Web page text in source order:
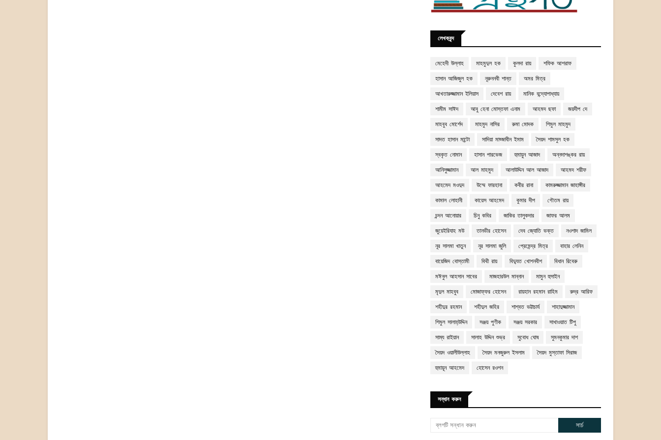
লেখকবৃন্দ
মেহেদী উল্লাহ মাহমুদুল হক কুলদা রায় শফিক আশরাফ
হাসান আজিজুল হক নূরুননবী শান্ত অমর মিত্র
আখতারুজ্জামান ইলিয়াস দেবেশ রায় মানিক বন্দ্যোপাধ্যায়
শামীম সাঈদ আবু হেনা মোস্তফা এনাম আহমদ ছফা জয়দীপ দে
মাহবুব মোর্শেদ মাহমুদ নাসির রুমা মোদক শিমুল মাহমুদ
সাদত হাসান মান্টো সাদিয়া মাহ্জাবীন ইমাম সৈয়দ শামসুল হক
স্বকৃত নোমান হাসান পারভেজ হুমায়ুন আজাদ অন্নদাশঙ্কর রায়
আনিসুজ্জামান আল মাহমুদ আলাউদ্দিন আল আজাদ আহমদ শরীফ
আহমেদ মওদুদ উম্মে ফারহানা কবীর রানা কামরুজ্জামান জাহাঙ্গীর
কামাল লোহানী কায়েস আহমেদ কুমার দীপ গৌতম রায়
চন্দন আনোয়ার চিনু কবির জাকির তালুকদার জাফর আলম
জুয়েইরিযাহ মউ তানভীর হোসেন দেব জ্যোতি ভক্ত নওশাদ জামিল
নূর সালমা খাতুন নূর সালমা জুলি প্রেমেন্দ্র মিত্র বাহার লেনিন
বায়েজিদ বোস্তামী বিথী রায় বিদ্যুত খোশনবীশ বিধান রিবেরু
মঈনুল আহসান সাবের মাজহারউল মান্নান মামুন হুসাইন
মৃদুল মাহবুব মোজাফ্ফর হোসেন রায়হান রহমান রাহিম রুদ্র আরিফ
শহীদুর রহমান শহীদুল জহির শাশ্বত ভট্টাচার্য শাহাদুজ্জামান
শিমুল সালাহ্‌উদ্দিন সঞ্জয় পুণীক সঞ্জয় সরকার সাখাওয়াত টিপু
সাম্য রাইয়ান সালাহ উদ্দিন শুভ্র সুবোধ ঘোষ সুমনকুমার দাশ
সৈয়দ ওয়ালীউল্লাহ সৈয়দ মনজুরুল ইসলাম সৈয়দ মুস্তাফা সিরাজ
হুমায়ূন আহমেদ হোসেন রওশন
সন্ধান করুন